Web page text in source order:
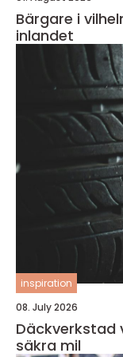
Bärgare i vilhelmina trygg hjälp
inlandet
inspiration
08. July 2026
Däckverkstad varberg
säkra mil